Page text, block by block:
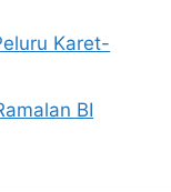
Karet-
BI